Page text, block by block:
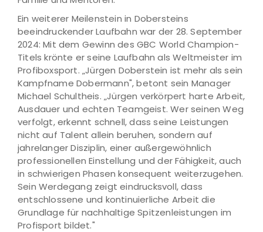
Ein weiterer Meilenstein in Dobersteins
beeindruckender Laufbahn war der 28. September
2024: Mit dem Gewinn des GBC World Champion-
Titels krönte er seine Laufbahn als Weltmeister im
Profiboxsport. „Jürgen Doberstein ist mehr als sein
Kampfname Dobermann", betont sein Manager
Michael Schultheis. „Jürgen verkörpert harte Arbeit,
Ausdauer und echten Teamgeist. Wer seinen Weg
verfolgt, erkennt schnell, dass seine Leistungen
nicht auf Talent allein beruhen, sondern auf
jahrelanger Disziplin, einer außergewöhnlich
professionellen Einstellung und der Fähigkeit, auch
in schwierigen Phasen konsequent weiterzugehen.
Sein Werdegang zeigt eindrucksvoll, dass
entschlossene und kontinuierliche Arbeit die
Grundlage für nachhaltige Spitzenleistungen im
Profisport bildet."